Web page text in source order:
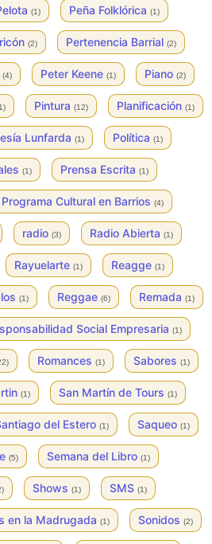
(1) Peña Folklórica (1)
(2) Pertenencia Barrial (2)
(4) Peter Keene (1) Piano (2)
Pintura (12) Planificación (1)
Lunfarda (1) Política (1)
(1) Prensa Escrita (1)
Programa Cultural en Barrios (4)
radio (3) Radio Abierta (1)
Rayuelarte (1) Reagge (1)
(1) Reggae (6) Remada (1)
Social Empresaria (1)
Romances (1) Sabores (1)
(1) San Martín de Tours (1)
del Estero (1) Saqueo (1)
(5) Semana del Libro (1)
Shows (1) SMS (1)
en la Madrugada (1) Sonidos (2)